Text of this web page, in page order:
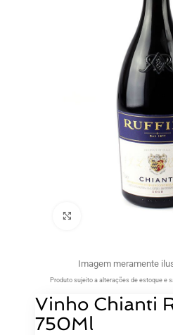
Imagem meramente
Produto sujeito a alterações de estoque e
Vinho Chianti
750Ml